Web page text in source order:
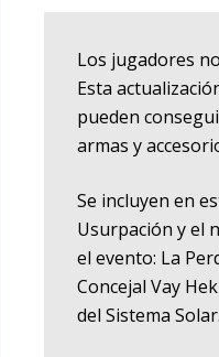
Los jugadores
Esta
pueden
armas y
Se incluyen en
Usurpación y el
el evento: La
Concejal Vay
del Sistema Solar.